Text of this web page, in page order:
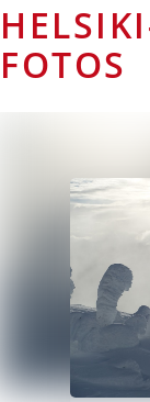
FOTOS